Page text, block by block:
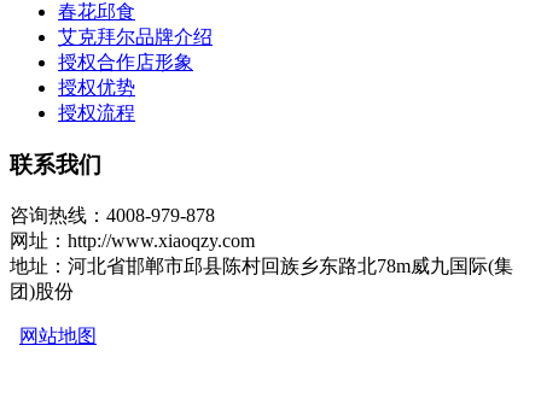
春花邱食
艾克拜尔品牌介绍
授权合作店形象
授权优势
授权流程
联系我们
咨询热线：4008-979-878
网址：http://www.xiaoqzy.com
地址：河北省邯郸市邱县陈村回族乡东路北78m威九国际(集
团)股份
网站地图